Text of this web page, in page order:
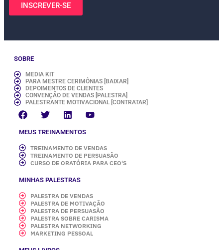
INSCREVER-SE
SOBRE
MEDIA KIT
PARA MESTRE CERIMÔNIAS [BAIXAR]
DEPOIMENTOS DE CLIENTES
CONVENÇÃO DE VENDAS [PALESTRA]
PALESTRANTE MOTIVACIONAL [CONTRATAR]
MEUS TREINAMENTOS
TREINAMENTO DE VENDAS
TREINAMENTO DE PERSUASÃO
CURSO DE ORATÓRIA PARA CEO'S
MINHAS PALESTRAS
PALESTRA DE VENDAS
PALESTRA DE MOTIVAÇÃO
PALESTRA DE PERSUASÃO
PALESTRA SOBRE CARISMA
PALESTRA NETWORKING
MARKETING PESSOAL